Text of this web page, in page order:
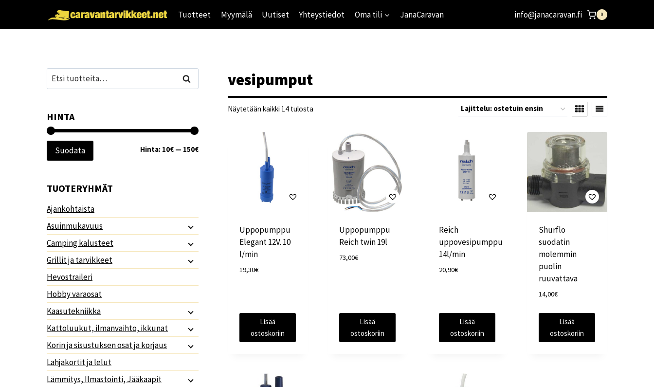
Tuotteet Myymälä Uutiset Yhteystiedot Oma tili JanaCaravan info@janacaravan.fi 0
vesipumput
Näytetään kaikki 14 tulostaSuosituimmat
Uppopumppu
Elegant 12V. 10
l/min
19,30€
Lisää
ostoskoriin
Uppopumppu
Reich twin 19l
73,00€
Lisää
ostoskoriin
Reich
uppovesipumppu
14l/min
20,90€
Lisää
ostoskoriin
Shurflo
suodatin
molemmin
puolin
ruuvattava
14,00€
Lisää
ostoskoriin
Etsi: Haku
HINTA
Minimihinta
Maksimihinta
Suodata Hinta: 10€ — 150€
TUOTERYHMÄT
Ajankohtaista
Asuinmukavuus
Camping kalusteet
Grillit ja tarvikkeet
Hevostraileri
Hobby varaosat
Kaasutekniikka
Kattoluukut, ilmanvaihto, ikkunat
Korin ja sisustuksen osat ja korjaus
Lahjakortit ja lelut
Lämmitys, Ilmastointi, Jääkaapit